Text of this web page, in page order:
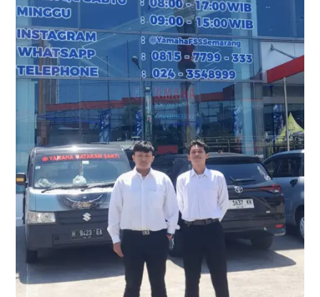
Yamaha
di
Semarang